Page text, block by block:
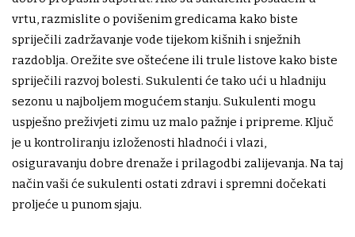
vrtu, razmislite o povišenim gredicama kako biste
spriječili zadržavanje vode tijekom kišnih i snježnih
razdoblja. Orežite sve oštećene ili trule listove kako biste
spriječili razvoj bolesti. Sukulenti će tako ući u hladniju
sezonu u najboljem mogućem stanju. Sukulenti mogu
uspješno preživjeti zimu uz malo pažnje i pripreme. Ključ
je u kontroliranju izloženosti hladnoći i vlazi,
osiguravanju dobre drenaže i prilagodbi zalijevanja. Na taj
način vaši će sukulenti ostati zdravi i spremni dočekati
proljeće u punom sjaju.